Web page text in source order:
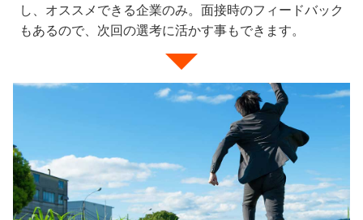
し、オススメできる企業のみ。面接時のフィードバック
もあるので、次回の選考に活かす事もできます。